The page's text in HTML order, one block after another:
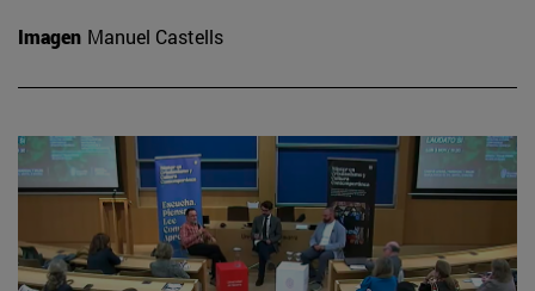
Imagen Manuel Castells